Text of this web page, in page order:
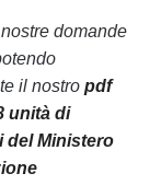
domande
il nostro pdf
unità di
del Ministero